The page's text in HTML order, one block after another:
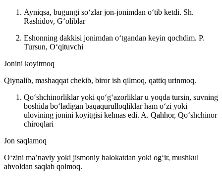
Ayniqsa, bugungi soʻzlar jon-jonimdan oʻtib ketdi. Sh.
Rashidov, Gʻoliblar
Eshonning dakkisi jonimdan oʻtgandan keyin qochdim. P.
Tursun, Oʻqituvchi
Jonini koyitmoq
Qiynalib, mashaqqat chekib, biror ish qilmoq, qattiq urinmoq.
Qoʻshchinorliklar yoki qoʻgʻazorliklar u yoqda tursin, suvning
boshida boʻladigan baqaqurulloqliklar ham oʻzi yoki
ulovining jonini koyitgisi kelmas edi. A. Qahhor, Qoʻshchinor
chiroqlari
Jon saqlamoq
Oʻzini maʼnaviy yoki jismoniy halokatdan yoki ogʻir, mushkul
ahvoldan saqlab qolmoq.